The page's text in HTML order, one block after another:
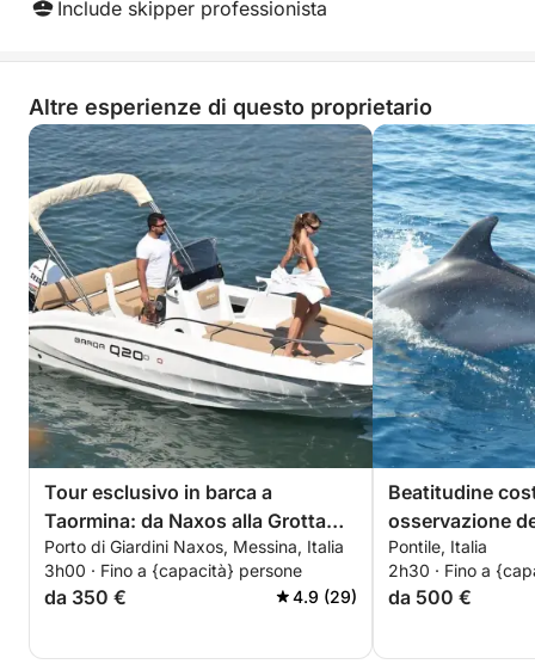
Include skipper professionista
Altre esperienze di questo proprietario
Tour esclusivo in barca a
Taormina: da Naxos alla Grotta
Azzurra
Porto di Giardini Naxos, Messina, Italia
3h00 · Fino a {capacità} persone
da 350 € 4.9 (29)
Beatitudine
osservazione
meraviglie
Pontile, Italia
2h30 · Fino a
da 500 €